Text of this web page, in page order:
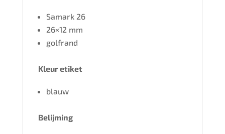
Samark 26
26×12 mm
golfrand
Kleur etiket
blauw
Belijming